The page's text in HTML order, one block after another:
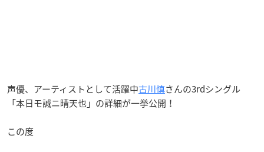
声優、アーティストとして活躍中古川慎さんの3rdシングル
「本日モ誠ニ晴天也」の詳細が一挙公開！
この度